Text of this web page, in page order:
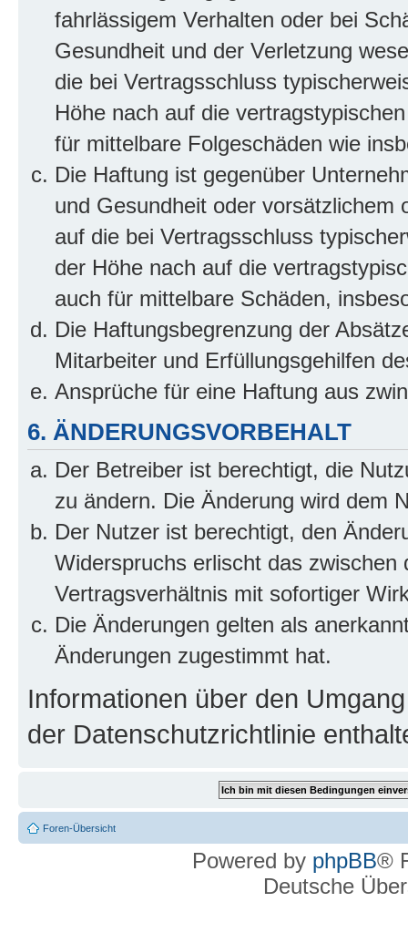
fahrlässigem Verhalten oder bei
Gesundheit und der Verletzung
die bei Vertragsschluss
Höhe nach auf die
für mittelbare Folgeschäden wie
Die Haftung ist gegenüber
und Gesundheit oder vorsätzlichem
auf die bei Vertragsschluss
der Höhe nach auf die
auch für mittelbare Schäden,
Die Haftungsbegrenzung der
Mitarbeiter und Erfüllungsgehilfen
Ansprüche für eine Haftung aus
6. ÄNDERUNGSVORBEHALT
Der Betreiber ist berechtigt, die
zu ändern. Die Änderung wird dem
Der Nutzer ist berechtigt, den
Widerspruchs erlischt das
Vertragsverhältnis mit sofortiger
Die Änderungen gelten als
Änderungen zugestimmt hat.
Informationen über den
der Datenschutzrichtlinie
Foren-Übersicht
Powered by phpBB®
Deutsche